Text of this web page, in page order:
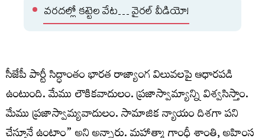
వరదల్లో కట్టెల వేట… వైరల్ వీడియో!
సీజేపీ పార్టీ సిద్ధాంతం భారత రాజ్యాంగ విలువలపై ఆధారపడి
ఉంటుంది. మేము లౌకికవాదులం. ప్రజాస్వామ్యాన్ని విశ్వసిస్తాం.
మేము ప్రజాస్వామ్యవాదులం. సామాజిక న్యాయం దిశగా పని